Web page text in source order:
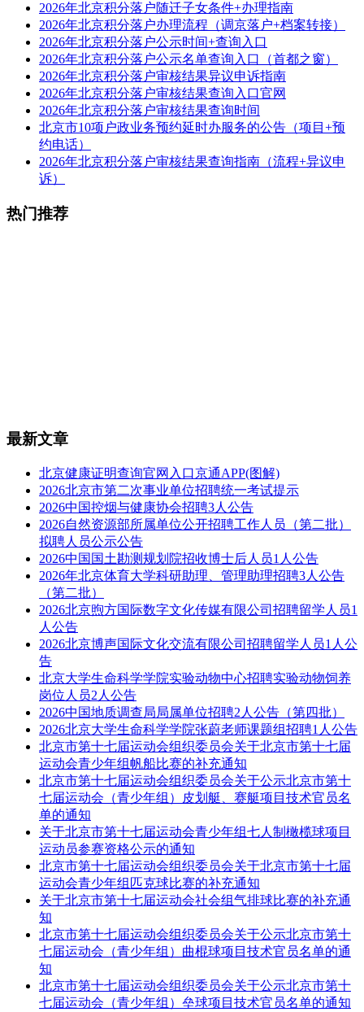
2026年北京积分落户随迁子女条件+办理指南
2026年北京积分落户办理流程（调京落户+档案转接）
2026年北京积分落户公示时间+查询入口
2026年北京积分落户公示名单查询入口（首都之窗）
2026年北京积分落户审核结果异议申诉指南
2026年北京积分落户审核结果查询入口官网
2026年北京积分落户审核结果查询时间
北京市10项户政业务预约延时办服务的公告（项目+预
约电话）
2026年北京积分落户审核结果查询指南（流程+异议申
诉）
热门推荐
最新文章
北京健康证明查询官网入口京通APP(图解)
2026北京市第二次事业单位招聘统一考试提示
2026中国控烟与健康协会招聘3人公告
2026自然资源部所属单位公开招聘工作人员（第二批）
拟聘人员公示公告
2026中国国土勘测规划院招收博士后人员1人公告
2026年北京体育大学科研助理、管理助理招聘3人公告
（第二批）
2026北京煦方国际数字文化传媒有限公司招聘留学人员1
人公告
2026北京博声国际文化交流有限公司招聘留学人员1人公
告
北京大学生命科学学院实验动物中心招聘实验动物饲养
岗位人员2人公告
2026中国地质调查局局属单位招聘2人公告（第四批）
2026北京大学生命科学学院张蔚老师课题组招聘1人公告
北京市第十七届运动会组织委员会关于北京市第十七届
运动会青少年组帆船比赛的补充通知
北京市第十七届运动会组织委员会关于公示北京市第十
七届运动会（青少年组）皮划艇、赛艇项目技术官员名
单的通知
关于北京市第十七届运动会青少年组七人制橄榄球项目
运动员参赛资格公示的通知
北京市第十七届运动会组织委员会关于北京市第十七届
运动会青少年组匹克球比赛的补充通知
关于北京市第十七届运动会社会组气排球比赛的补充通
知
北京市第十七届运动会组织委员会关于公示北京市第十
七届运动会（青少年组）曲棍球项目技术官员名单的通
知
北京市第十七届运动会组织委员会关于公示北京市第十
七届运动会（青少年组）垒球项目技术官员名单的通知